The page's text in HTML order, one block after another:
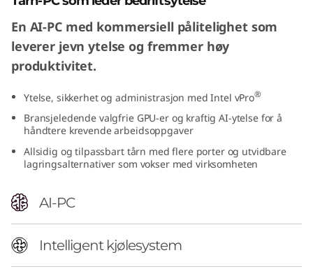
n
e
o
w
e
En AI-PC med kommersiell pålitelighet som
leverer jevn ytelse og fremmer høy
produktivitet.
Ytelse, sikkerhet og administrasjon med Intel vPro®
Bransjeledende valgfrie GPU-er og kraftig AI-ytelse for å
håndtere krevende arbeidsoppgaver
Allsidig og tilpassbart tårn med flere porter og utvidbare
lagringsalternativer som vokser med virksomheten
AI-PC
Intelligent kjølesystem